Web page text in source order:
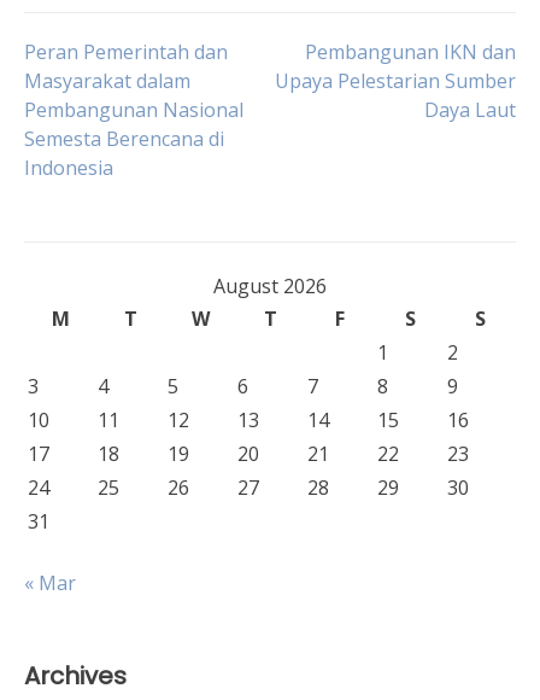
Post
navigation
Peran Pemerintah dan
Masyarakat dalam
Pembangunan Nasional
Semesta Berencana di
Indonesia
Pembangunan IKN dan
Upaya Pelestarian Sumber
Daya Laut
August 2026
M
T W T F S
S
1
2
3
4 5 6 7 8
9
10
11 12 13 14 15
16
17
18 19 20 21 22
23
24
25 26 27 28 29
30
31
« Mar
Archives